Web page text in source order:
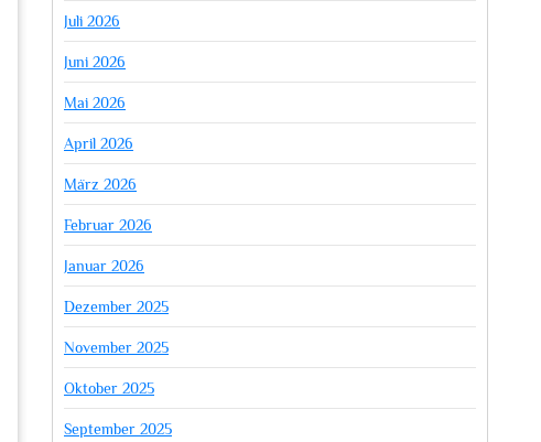
Juli 2026
Juni 2026
Mai 2026
April 2026
März 2026
Februar 2026
Januar 2026
Dezember 2025
November 2025
Oktober 2025
September 2025